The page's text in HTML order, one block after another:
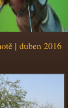
| duben 2016